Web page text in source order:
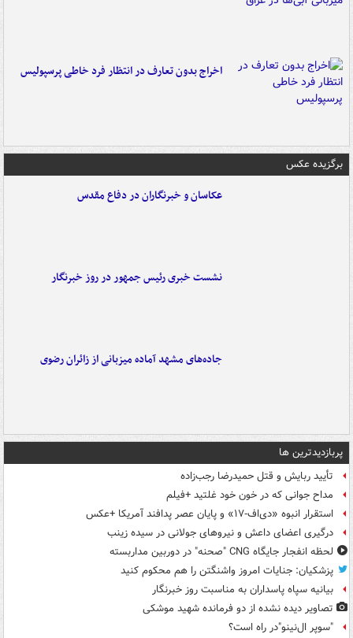
اخراج بدون تعارف در انتظار فرد خاطی پرسپولیس
برگزیده عکس
عکاسان و خبرنگاران در دفاع مقدس
نشست خبری رئیس جمهور در روز خبرنگار
جاده‌های مشهد آماده میزبانی از زائران رضوی
پربازدیدترین ها
تأیید ربایش و قتل حمیدرضا رجب‌زاده
مداح جوانی که در خون خود غلتید +فیلم
استقرار انبوه «دی‌اف‑۱۷» و پایان عصر پدافند آمریکا +عکس
درگیری اعضای داعش و نیروهای جولانی در سیده زینب
لحظه انفجار جایگاه CNG "صحنه" در دوربین مداربسته
پزشکیان: جنایات امروز واشنگتن را هم محکوم کنید
بیانیه سپاه پاسداران به مناسبت روز خبرنگار
تصاویر دیده‌ نشده از دو فرمانده شهید موشکی
"سوپر ال‌نینو"در راه است؟